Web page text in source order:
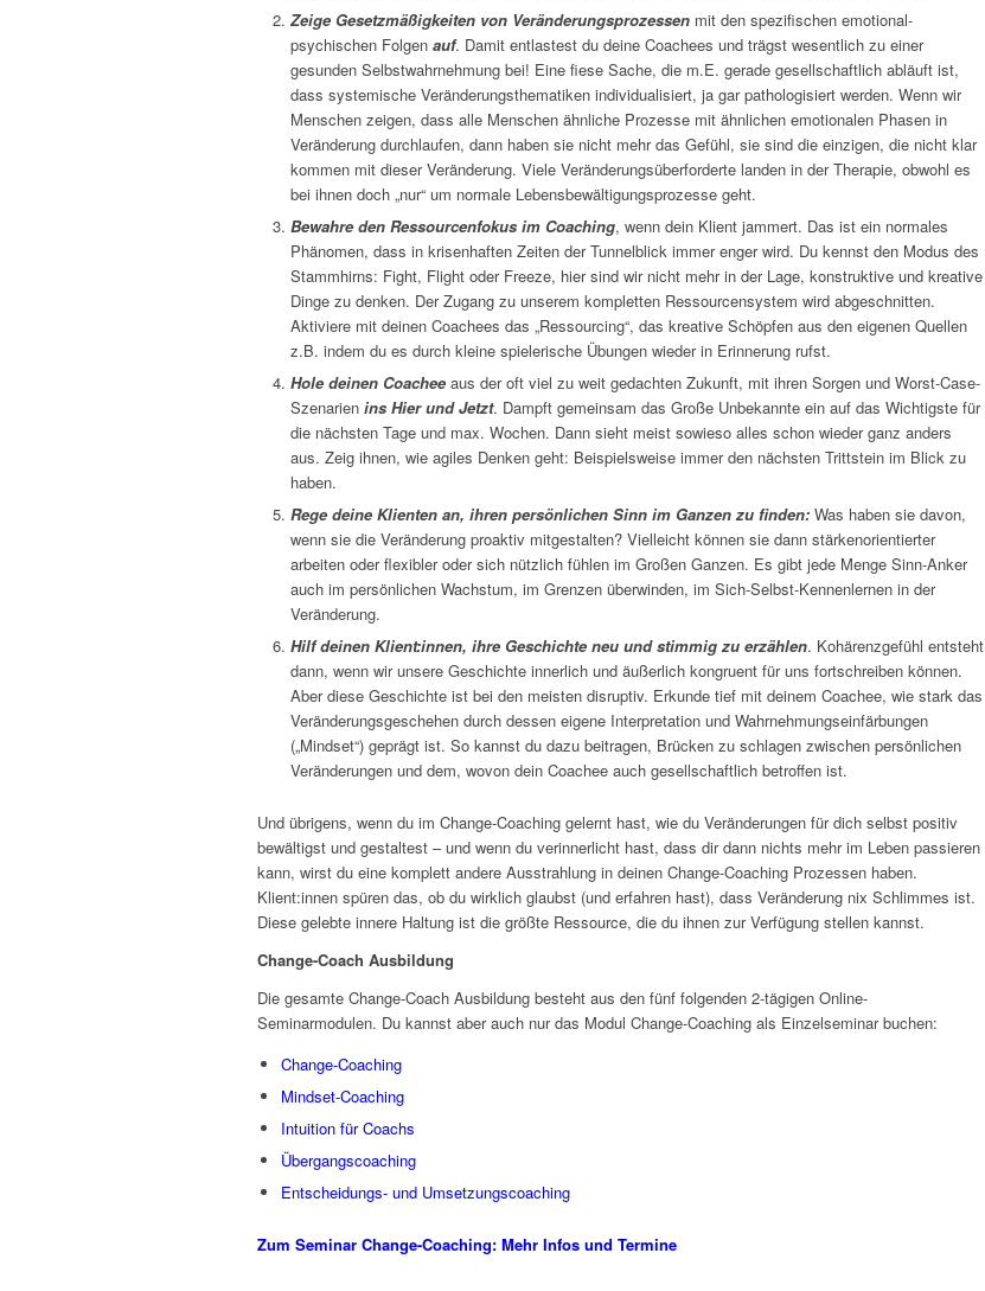
Zeige Gesetzmäßigkeiten von Veränderungsprozessen mit den spezifischen emotional-
psychischen Folgen auf. Damit entlastest du deine Coachees und trägst wesentlich zu einer
gesunden Selbstwahrnehmung bei! Eine fiese Sache, die m.E. gerade gesellschaftlich abläuft ist,
dass systemische Veränderungsthematiken individualisiert, ja gar pathologisiert werden. Wenn wir
Menschen zeigen, dass alle Menschen ähnliche Prozesse mit ähnlichen emotionalen Phasen in
Veränderung durchlaufen, dann haben sie nicht mehr das Gefühl, sie sind die einzigen, die nicht klar
kommen mit dieser Veränderung. Viele Veränderungsüberforderte landen in der Therapie, obwohl es
bei ihnen doch „nur“ um normale Lebensbewältigungsprozesse geht.
Bewahre den Ressourcenfokus im Coaching, wenn dein Klient jammert. Das ist ein normales
Phänomen, dass in krisenhaften Zeiten der Tunnelblick immer enger wird. Du kennst den Modus des
Stammhirns: Fight, Flight oder Freeze, hier sind wir nicht mehr in der Lage, konstruktive und kreative
Dinge zu denken. Der Zugang zu unserem kompletten Ressourcensystem wird abgeschnitten.
Aktiviere mit deinen Coachees das „Ressourcing“, das kreative Schöpfen aus den eigenen Quellen
z.B. indem du es durch kleine spielerische Übungen wieder in Erinnerung rufst.
Hole deinen Coachee aus der oft viel zu weit gedachten Zukunft, mit ihren Sorgen und Worst-Case-
Szenarien ins Hier und Jetzt. Dampft gemeinsam das Große Unbekannte ein auf das Wichtigste für
die nächsten Tage und max. Wochen. Dann sieht meist sowieso alles schon wieder ganz anders
aus. Zeig ihnen, wie agiles Denken geht: Beispielsweise immer den nächsten Trittstein im Blick zu
haben.
Rege deine Klienten an, ihren persönlichen Sinn im Ganzen zu finden: Was haben sie davon,
wenn sie die Veränderung proaktiv mitgestalten? Vielleicht können sie dann stärkenorientierter
arbeiten oder flexibler oder sich nützlich fühlen im Großen Ganzen. Es gibt jede Menge Sinn-Anker
auch im persönlichen Wachstum, im Grenzen überwinden, im Sich-Selbst-Kennenlernen in der
Veränderung.
Hilf deinen Klient:innen, ihre Geschichte neu und stimmig zu erzählen. Kohärenzgefühl entsteht
dann, wenn wir unsere Geschichte innerlich und äußerlich kongruent für uns fortschreiben können.
Aber diese Geschichte ist bei den meisten disruptiv. Erkunde tief mit deinem Coachee, wie stark das
Veränderungsgeschehen durch dessen eigene Interpretation und Wahrnehmungseinfärbungen
(„Mindset“) geprägt ist. So kannst du dazu beitragen, Brücken zu schlagen zwischen persönlichen
Veränderungen und dem, wovon dein Coachee auch gesellschaftlich betroffen ist.
Und übrigens, wenn du im Change-Coaching gelernt hast, wie du Veränderungen für dich selbst positiv
bewältigst und gestaltest – und wenn du verinnerlicht hast, dass dir dann nichts mehr im Leben passieren
kann, wirst du eine komplett andere Ausstrahlung in deinen Change-Coaching Prozessen haben.
Klient:innen spüren das, ob du wirklich glaubst (und erfahren hast), dass Veränderung nix Schlimmes ist.
Diese gelebte innere Haltung ist die größte Ressource, die du ihnen zur Verfügung stellen kannst.
Change-Coach Ausbildung
Die gesamte Change-Coach Ausbildung besteht aus den fünf folgenden 2-tägigen Online-
Seminarmodulen. Du kannst aber auch nur das Modul Change-Coaching als Einzelseminar buchen:
Change-Coaching
Mindset-Coaching
Intuition für Coachs
Übergangscoaching
Entscheidungs- und Umsetzungscoaching
Zum Seminar Change-Coaching: Mehr Infos und Termine